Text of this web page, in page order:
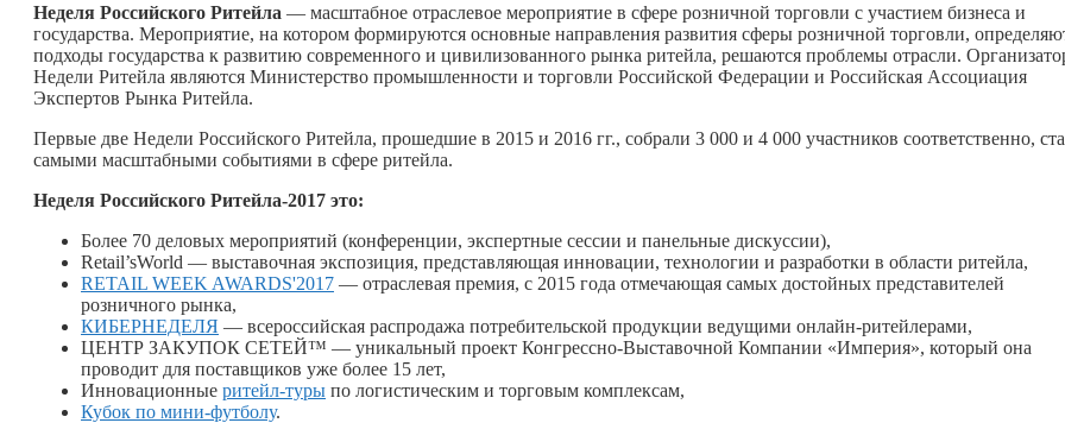
Неделя Российского Ритейла — масштабное отраслевое мероприятие в сфере розничной торговли с участием бизнеса и
государства. Мероприятие, на котором формируются основные направления развития сферы розничной торговли,
подходы государства к развитию современного и цивилизованного рынка ритейла, решаются проблемы отрасли.
Недели Ритейла являются Министерство промышленности и торговли Российской Федерации и Российская Ассоциация
Экспертов Рынка Ритейла.
Первые две Недели Российского Ритейла, прошедшие в 2015 и 2016 гг., собрали 3 000 и 4 000 участников соответственно,
самыми масштабными событиями в сфере ритейла.
Неделя Российского Ритейла-2017 это:
Более 70 деловых мероприятий (конференции, экспертные сессии и панельные дискуссии),
Retail’sWorld — выставочная экспозиция, представляющая инновации, технологии и разработки в области ритейла,
RETAIL WEEK AWARDS'2017 — отраслевая премия, с 2015 года отмечающая самых достойных представителей
розничного рынка,
КИБЕРНЕДЕЛЯ — всероссийская распродажа потребительской продукции ведущими онлайн-ритейлерами,
ЦЕНТР ЗАКУПОК СЕТЕЙ™ — уникальный проект Конгрессно-Выставочной Компании «Империя», который она
проводит для поставщиков уже более 15 лет,
Инновационные ритейл-туры по логистическим и торговым комплексам,
Кубок по мини-футболу.